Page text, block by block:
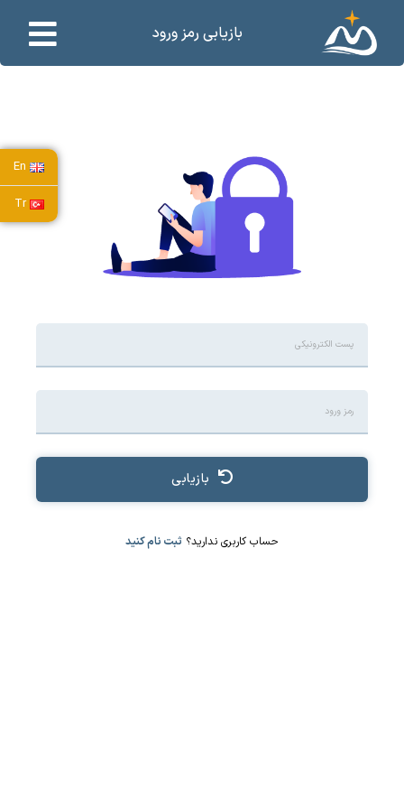
بازیابی رمز ورود
En
Tr
بازیابی
حساب کاربری ندارید؟ ثبت نام کنید